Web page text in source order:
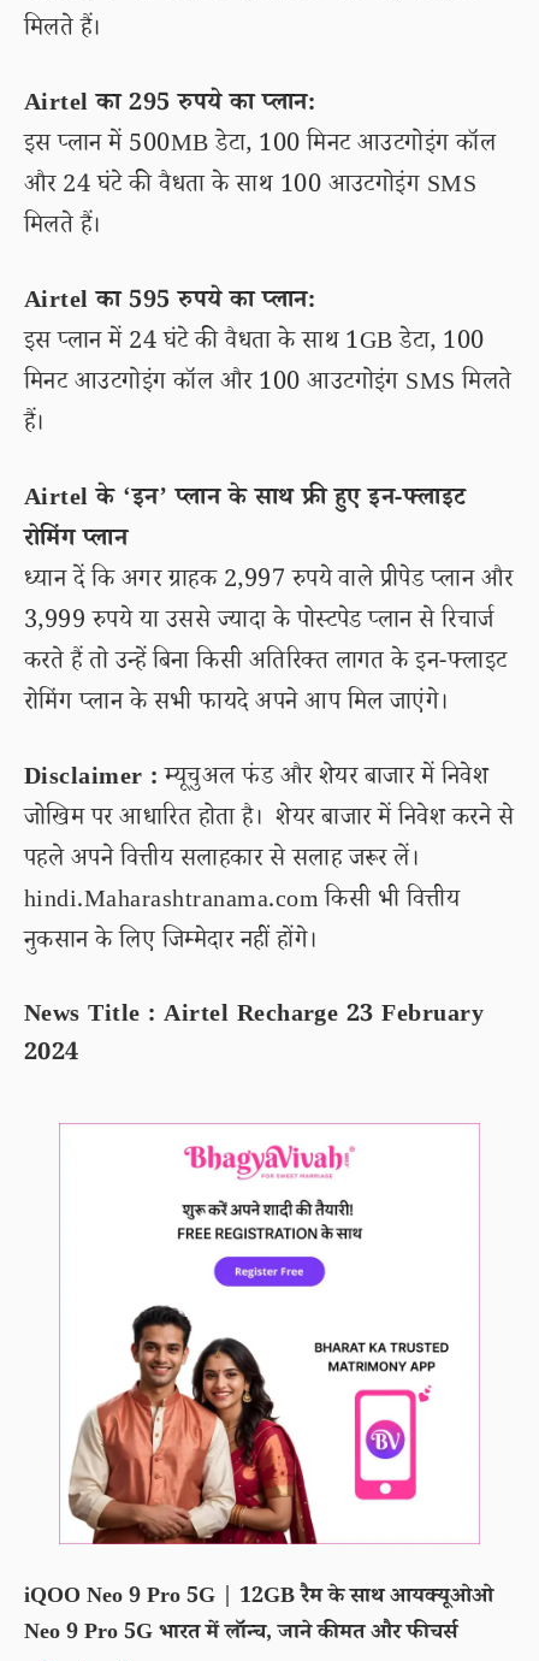
मिलते हैं।
Airtel का 295 रुपये का प्लान:
इस प्लान में 500MB डेटा, 100 मिनट आउटगोइंग कॉल
और 24 घंटे की वैधता के साथ 100 आउटगोइंग SMS
मिलते हैं।
Airtel का 595 रुपये का प्लान:
इस प्लान में 24 घंटे की वैधता के साथ 1GB डेटा, 100
मिनट आउटगोइंग कॉल और 100 आउटगोइंग SMS मिलते
हैं।
Airtel के ‘इन’ प्लान के साथ फ्री हुए इन-फ्लाइट
रोमिंग प्लान
ध्यान दें कि अगर ग्राहक 2,997 रुपये वाले प्रीपेड प्लान और
3,999 रुपये या उससे ज्यादा के पोस्टपेड प्लान से रिचार्ज
करते हैं तो उन्हें बिना किसी अतिरिक्त लागत के इन-फ्लाइट
रोमिंग प्लान के सभी फायदे अपने आप मिल जाएंगे।
Disclaimer :म्यूचुअल फंड और शेयर बाजार में निवेश
जोखिम पर आधारित होता है। शेयर बाजार में निवेश करने से
पहले अपने वित्तीय सलाहकार से सलाह जरूर लें।
hindi.Maharashtranama.com किसी भी वित्तीय
नुकसान के लिए जिम्मेदार नहीं होंगे।
News Title : Airtel Recharge 23 February
2024
iQOO Neo 9 Pro 5G | 12GB रैम के साथ आयक्यूओओ
Neo 9 Pro 5G भारत में लॉन्च, जाने कीमत और फीचर्स